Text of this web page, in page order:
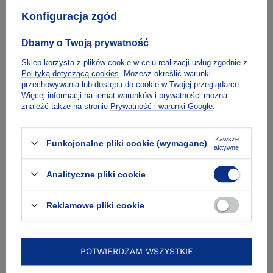
Dla mediów
Zobacz też
Konfiguracja zgód
Dbamy o Twoją prywatność
Sklep korzysta z plików cookie w celu realizacji usług zgodnie z
Polityką dotyczącą cookies . Możesz określić warunki
przechowywania lub dostępu do cookie w Twojej przeglądarce.
Więcej informacji na temat warunków i prywatności można
znaleźć także na stronie Prywatność i warunki Google
Funkcjonalne pliki cookie (wymagane)
Zawsze
aktywne
Analityczne pliki cookie
Reklamowe pliki cookie
POTWIERDZAM WSZYSTKIE